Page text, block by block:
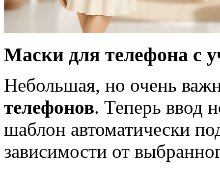
Маски для телефона с
Небольшая, но очень
телефонов. Теперь ввод
шаблон автоматически
зависимости от